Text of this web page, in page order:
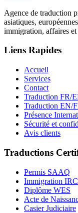
Agence de traduction
asiatiques,
immigration, affaires
Liens Rapides
Accueil
Services
Contact
Traduction FR/
Traduction EN/
Présence
Sécurité et
Avis clients
Traductions
Permis SAAQ
Immigration
Diplôme WES
Acte de
Casier Judiciaire